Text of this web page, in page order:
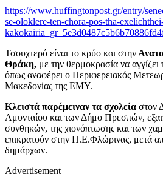
https://www.huffingtonpost.gr/entry/
se-oloklere-ten-chora-pos-tha-
Τσουχτερό είναι το κρύο και στην
Θράκη, με την θερμοκρασία να
όπως αναφέρει ο Περιφερειακός
Μακεδονίας της ΕΜΥ.
Κλειστά παρέμειναν τα σχολεία στον
Αμυνταίου και των Δήμο Πρεσπών,
συνθηκών, της χιονόπτωσης και των
επικρατούν στην Π.Ε.Φλώρινας, μετά
δημάρχων.
Advertisement